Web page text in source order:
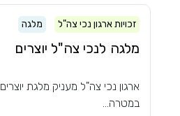
זכויות ארגון נכי צה"ל מלגה
מלגה לנכי צה"ל יוצרים
ארגון נכי צה"ל מעניק מלגת יוצרים
במטרה...